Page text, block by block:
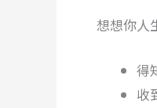
想想你人
得
收